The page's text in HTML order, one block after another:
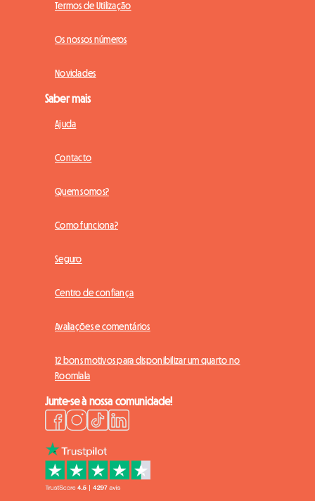
Termos de Utilização
Os nossos números
Novidades
Saber mais
Ajuda
Contacto
Quem somos?
Como funciona?
Seguro
Centro de confiança
Avaliações e comentários
12 bons motivos para disponibilizar um quarto no
Roomlala
Junte-se à nossa comunidade!